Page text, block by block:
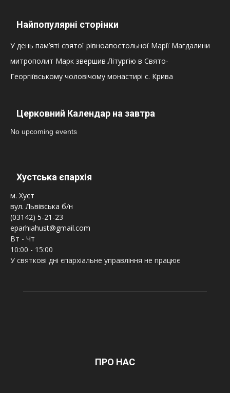
Найпопулярні сторінки
У день пам’яті святої рівноапостольної Марії Магдалини
митрополит Марк звершив Літургію в Свято-
Георгіївському чоловічому монастирі с. Крива
Церковний Календар на завтра
No upcoming events
Хустська єпархія
м. Хуст
вул. Львівська б/н
(03142) 5-21-23
eparhiahust@gmail.com
Вт - Чт
10:00 - 15:00
У святкові дні єпархіальне управління не працює
ПРО НАС